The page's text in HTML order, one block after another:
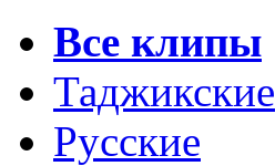
Все клипы
Таджикские
Русские